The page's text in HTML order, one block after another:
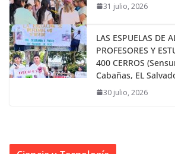
31 julio, 2026
LAS ESPUELAS DE
PROFESORES Y
400 CERROS
Cabañas, EL
30 julio, 2026